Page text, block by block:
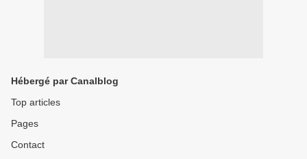
Hébergé par Canalblog
Top articles
Pages
Contact